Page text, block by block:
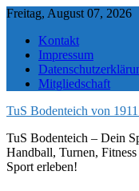
Skip
content
Freitag, August 07, 2026
Kontakt
Impressum
Mitgliedschaft
TuS Bodenteich von
TuS Bodenteich – Dein
Handball, Turnen,
Sport erleben!